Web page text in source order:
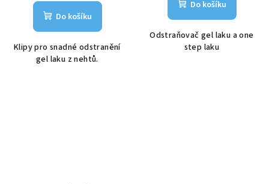
Do košíku
Klipy pro snadné odstranění
gel laku z nehtů.
Do košíku
Odstraňovač gel laku a one
step laku